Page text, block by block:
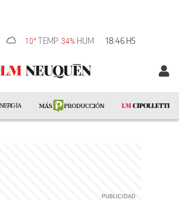
10°TEMP 34% HUM 18:46 HS